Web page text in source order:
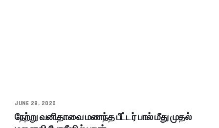
JUNE 28, 2020
நேற்று வனிதாவை மணந்த பீட்டர் பால் மீது முதல்